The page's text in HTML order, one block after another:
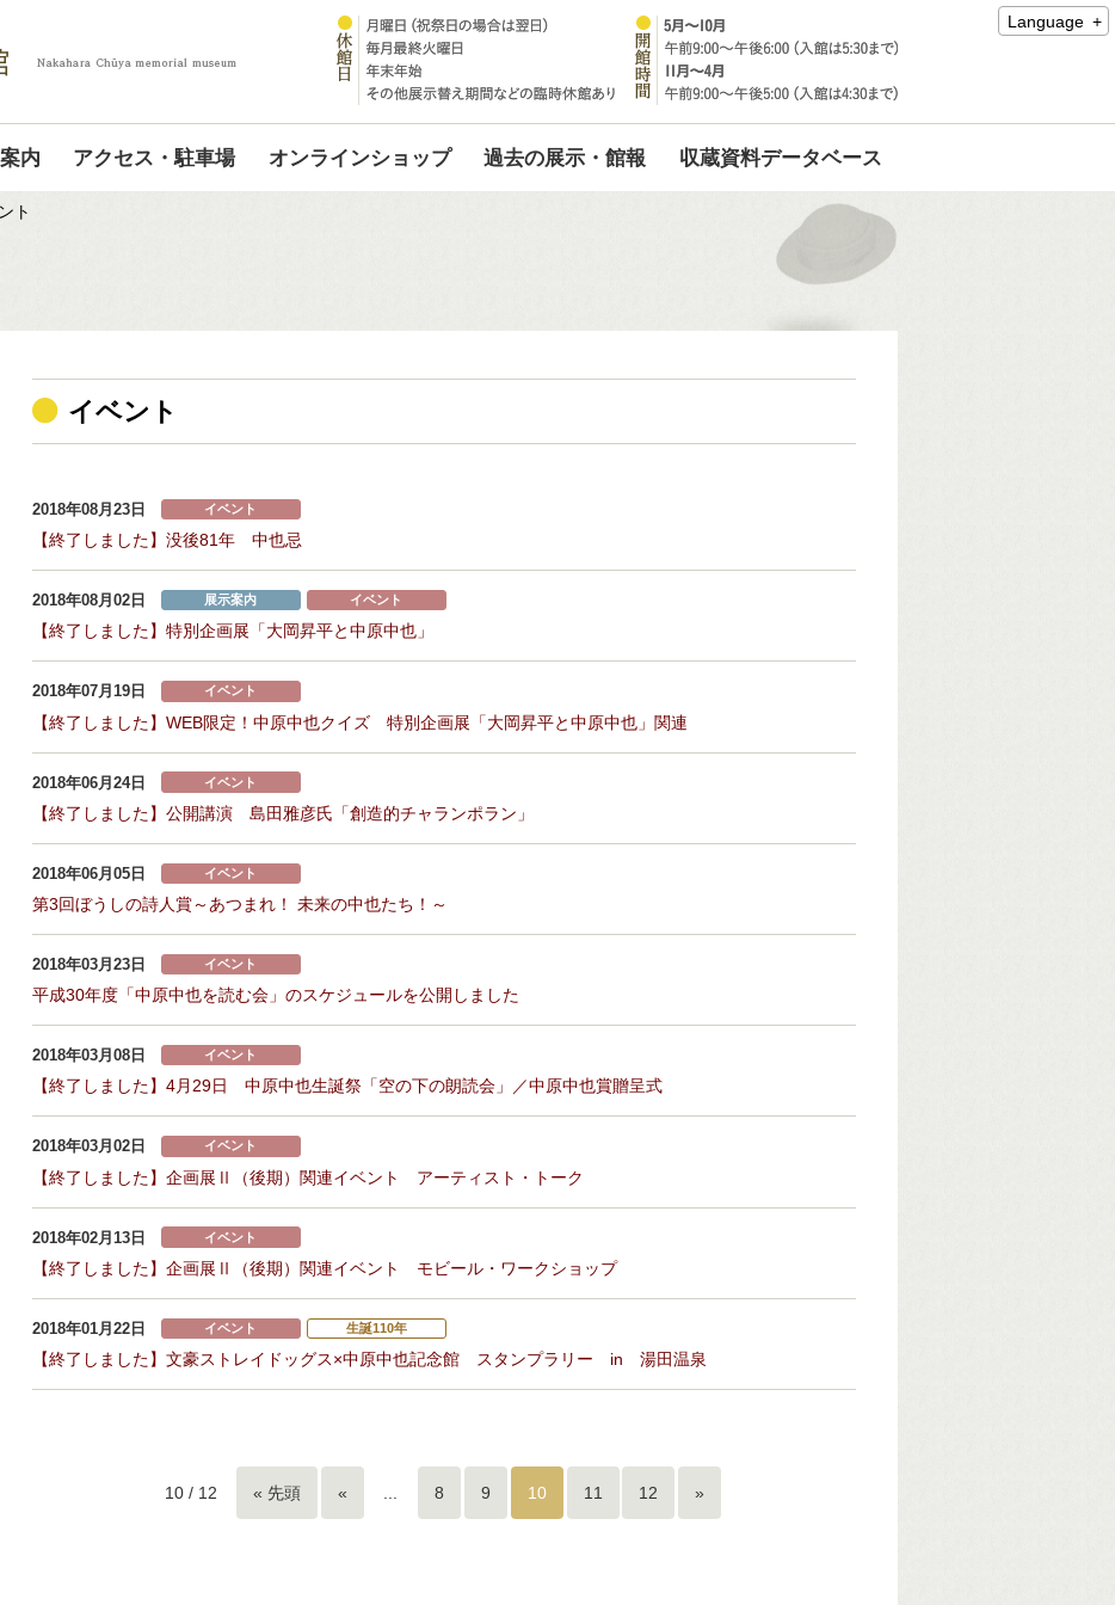
Language
内 アクセス・駐車場 オンラインショップ 過去の展示・館報 収蔵資料データベース
ト
イベント
2018年08月23日 イベント
【終了しました】没後81年 中也忌
2018年08月02日 展示案内 イベント
【終了しました】特別企画展「大岡昇平と中原中也」
2018年07月19日 イベント
【終了しました】WEB限定！中原中也クイズ 特別企画展「大岡昇平と中原中也」関連
2018年06月24日 イベント
【終了しました】公開講演 島田雅彦氏「創造的チャランポラン」
2018年06月05日 イベント
第3回ぼうしの詩人賞～あつまれ！ 未来の中也たち！～
2018年03月23日 イベント
平成30年度「中原中也を読む会」のスケジュールを公開しました
2018年03月08日 イベント
【終了しました】4月29日 中原中也生誕祭「空の下の朗読会」／中原中也賞贈呈式
2018年03月02日 イベント
【終了しました】企画展Ⅱ（後期）関連イベント アーティスト・トーク
2018年02月13日 イベント
【終了しました】企画展Ⅱ（後期）関連イベント モビール・ワークショップ
2018年01月22日 イベント 生誕110年
【終了しました】文豪ストレイドッグス×中原中也記念館 スタンプラリー in 湯田温泉
10 / 12 « 先頭 « 8 9 10 11 12 »